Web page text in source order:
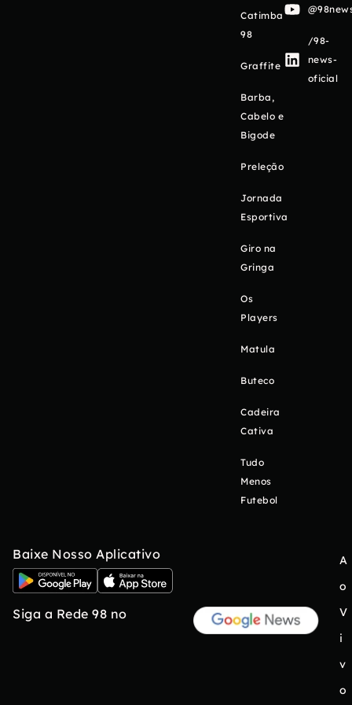
Catimba
98
Graffite
Barba,
Cabelo e
Bigode
Preleção
Jornada
Esportiva
Giro na
Gringa
Os
Players
Matula
Buteco
Cadeira
Cativa
Tudo
Menos
Futebol
/98-
news-
oficial
Baixe Nosso Aplicativo
Siga a Rede 98 no
A
o
V
i
v
o